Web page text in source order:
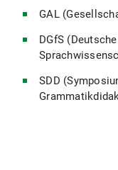
GAL
DGfS
SDD